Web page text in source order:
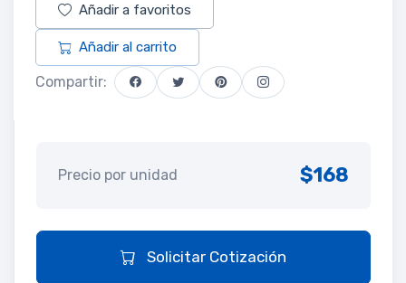
Añadir a favoritos
Añadir al carrito
Compartir:
Precio por unidad $168
Solicitar Cotización